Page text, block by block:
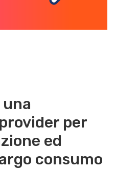
una
per
ed
consumo